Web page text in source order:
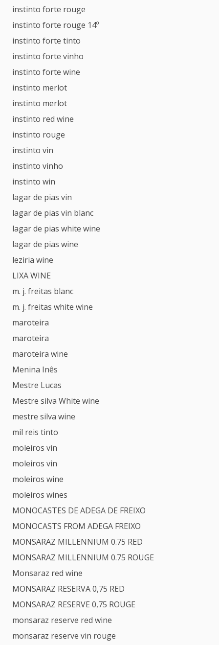
instinto forte rouge
instinto forte rouge 14º
instinto forte tinto
instinto forte vinho
instinto forte wine
instinto merlot
instinto merlot
instinto red wine
instinto rouge
instinto vin
instinto vinho
instinto win
lagar de pias vin
lagar de pias vin blanc
lagar de pias white wine
lagar de pias wine
leziria wine
LIXA WINE
m. j. freitas blanc
m. j. freitas white wine
maroteira
maroteira
maroteira wine
Menina Inês
Mestre Lucas
Mestre silva White wine
mestre silva wine
mil reis tinto
moleiros vin
moleiros vin
moleiros wine
moleiros wines
MONOCASTES DE ADEGA DE FREIXO
MONOCASTS FROM ADEGA FREIXO
MONSARAZ MILLENNIUM 0.75 RED
MONSARAZ MILLENNIUM 0.75 ROUGE
Monsaraz red wine
MONSARAZ RESERVA 0,75 RED
MONSARAZ RESERVE 0,75 ROUGE
monsaraz reserve red wine
monsaraz reserve vin rouge